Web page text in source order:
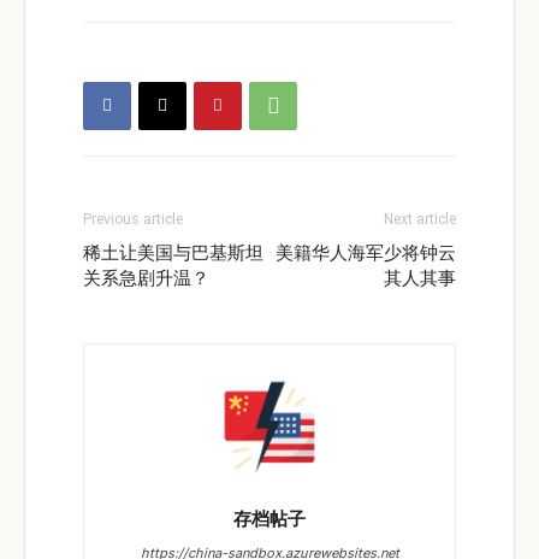
Previous article
稀土让美国与巴基斯坦
关系急剧升温？
Next article
美籍华人海军少将钟云
其人其事
存档帖子
https://china-sandbox.azurewebsites.net